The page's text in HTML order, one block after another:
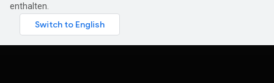
enthalten.